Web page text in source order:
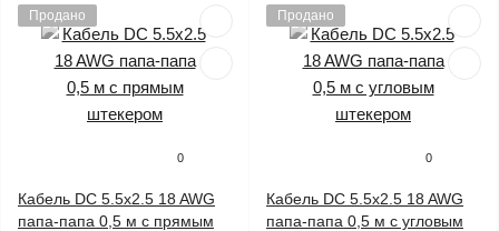
Продано
0
Кабель DC 5.5x2.5 18 AWG
папа-папа 0,5 м с прямым
Продано
0
Кабель DC 5.5x2.5 18 AWG
папа-папа 0,5 м с угловым